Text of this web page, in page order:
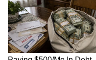
கூட்டுகிறது.
இடத்தை